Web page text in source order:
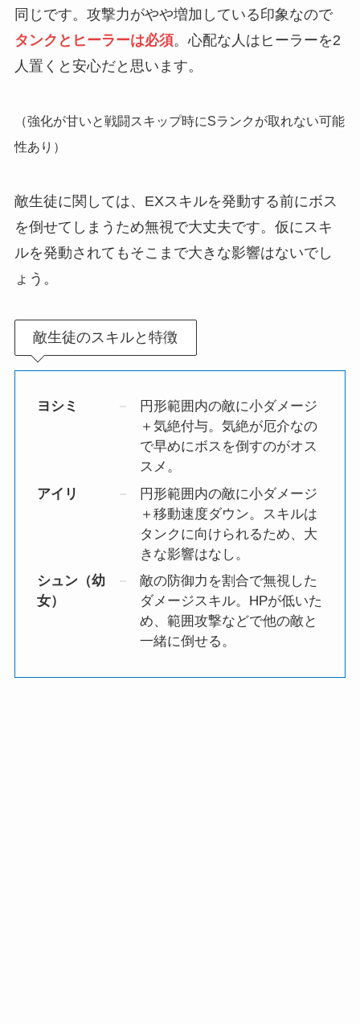
同じです。攻撃力がやや増加している印象なので
タンクとヒーラーは必須。心配な人はヒーラーを2
人置くと安心だと思います。
（強化が甘いと戦闘スキップ時にSランクが取れない可能
性あり）
敵生徒に関しては、EXスキルを発動する前にボス
を倒せてしまうため無視で大丈夫です。仮にスキ
ルを発動されてもそこまで大きな影響はないでし
ょう。
敵生徒のスキルと特徴
ヨシミ
円形範囲内の敵に小ダメージ
＋気絶付与。気絶が厄介なの
で早めにボスを倒すのがオス
スメ。
アイリ
円形範囲内の敵に小ダメージ
＋移動速度ダウン。スキルは
タンクに向けられるため、大
きな影響はなし。
シュン（幼
女）
敵の防御力を割合で無視した
ダメージスキル。HPが低いた
め、範囲攻撃などで他の敵と
一緒に倒せる。